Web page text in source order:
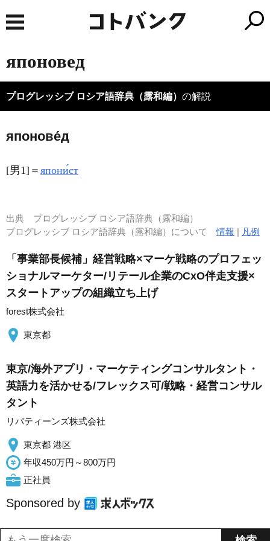
японовед
プログレッシブ ロシア語辞典（露和編） の解説
японове́д
[男1]＝ япони́ст
出典 プログレッシブ ロシア語辞典（露和編）
プログレッシブ ロシア語辞典（露和編）について情報 | 凡例
「事業部長候補」経営戦略×マーケ戦略のプロフェッ
ショナルマーケター/リテール企業のCxO伴走支援×
スタートアップの組織立ち上げ
forest株式会社
東京都
東京/海外アプリ・マーケティングコンサルタント・
英語力を活かせる/フレックス可/戦略・経営コンサル
タント
リバティーンズ株式会社
東京都 港区
年収450万円～800万円
正社員
Sponsored by